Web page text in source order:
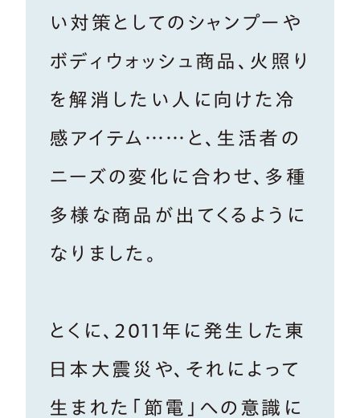
い対策としてのシャンプーや
ボディウォッシュ商品、火照り
を解消したい人に向けた冷
感アイテム……と、生活者の
ニーズの変化に合わせ、多種
多様な商品が出てくるように
なりました。
とくに、2011年に発生した東
日本大震災や、それによって
生まれた「節電」への意識に